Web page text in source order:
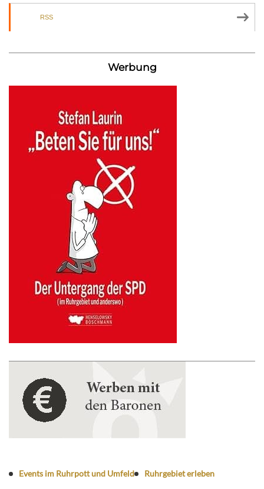
RSS
Werbung
Events im Ruhrpott und Umfeld
Ruhrgebiet erleben